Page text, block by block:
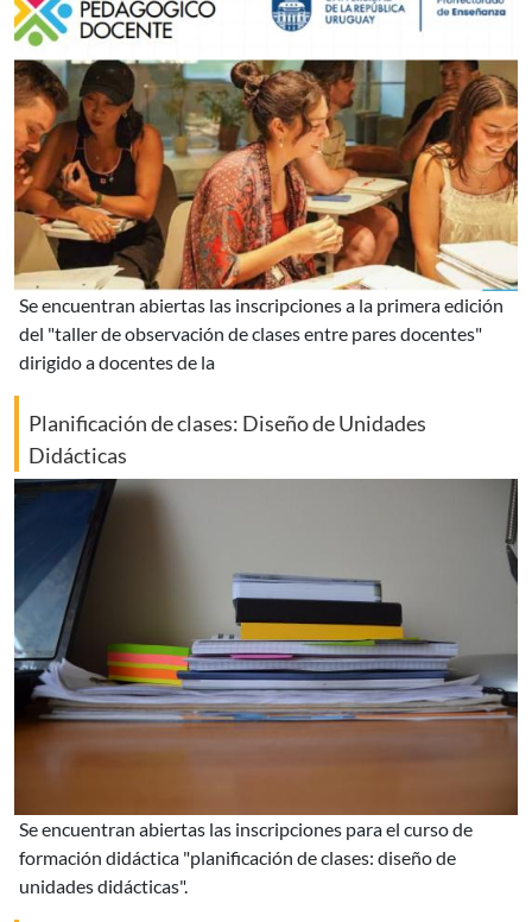
se encuentran abiertas las inscripciones a la primera edición
del "taller de observación de clases entre pares docentes"
dirigido a docentes de la
Planificación de clases: Diseño de Unidades
Didácticas
se encuentran abiertas las inscripciones para el curso de
formación didáctica "planificación de clases: diseño de
unidades didácticas".